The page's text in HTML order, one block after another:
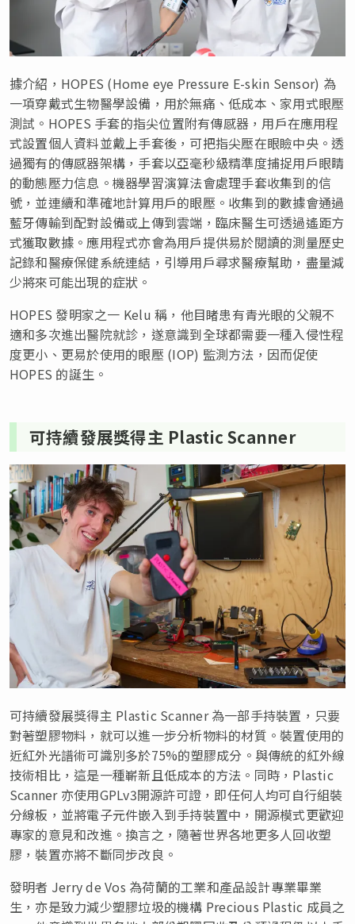
據介紹，HOPES (Home eye Pressure E-skin Sensor) 為
一項穿戴式生物醫學設備，用於無痛、低成本、家用式眼壓
測試。HOPES 手套的指尖位置附有傳感器，用戶在應用程
式設置個人資料並戴上手套後，可把指尖壓在眼瞼中央。透
過獨有的傳感器架構，手套以亞毫秒級精準度捕捉用戶眼睛
的動態壓力信息。機器學習演算法會處理手套收集到的信
號，並連續和準確地計算用戶的眼壓。收集到的數據會通過
藍牙傳輸到配對設備或上傳到雲端，臨床醫生可透過遙距方
式獲取數據。應用程式亦會為用戶提供易於閱讀的測量歷史
記錄和醫療保健系統連結，引導用戶尋求醫療幫助，盡量減
少將來可能出現的症狀。
HOPES 發明家之一 Kelu 稱，他目睹患有青光眼的父親不
適和多次進出醫院就診，遂意識到全球都需要一種入侵性程
度更小、更易於使用的眼壓 (IOP) 監測方法，因而促使
HOPES 的誕生。
可持續發展獎得主 Plastic Scanner
可持續發展獎得主 Plastic Scanner 為一部手持裝置，只要
對著塑膠物料，就可以進一步分析物料的材質。裝置使用的
近紅外光譜術可識別多於75%的塑膠成分。與傳統的紅外線
技術相比，這是一種嶄新且低成本的方法。同時，Plastic
Scanner 亦使用GPLv3開源許可證，即任何人均可自行組裝
分線板，並將電子元件嵌入到手持裝置中，開源模式更歡迎
專家的意見和改進。換言之，隨著世界各地更多人回收塑
膠，裝置亦將不斷同步改良。
發明者 Jerry de Vos 為荷蘭的工業和產品設計專業畢業
生，亦是致力減少塑膠垃圾的機構 Precious Plastic 成員之